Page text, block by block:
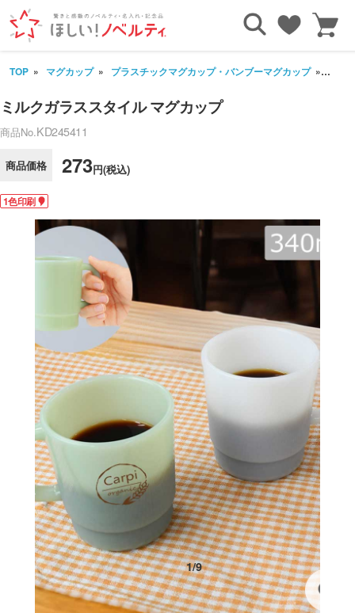
TOP マグカップ プラスチックマグカップ・バンブーマグカップ ミル
ミルクガラススタイル マグカップ
商品No.KD245411
商品価格 273円(税込)
1色印刷
1/9